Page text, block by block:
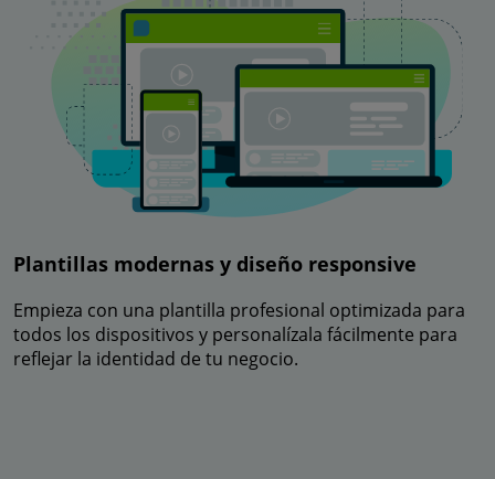
Plantillas modernas y diseño responsive
Empieza con una plantilla profesional optimizada para
todos los dispositivos y personalízala fácilmente para
reflejar la identidad de tu negocio.